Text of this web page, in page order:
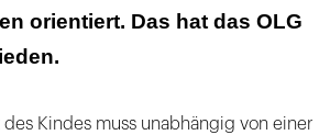
orientiert. Das hat das OLG
Kindes muss unabhängig von einer